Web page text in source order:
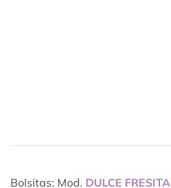
Bolsitas: Mod. DULCE FRESITA